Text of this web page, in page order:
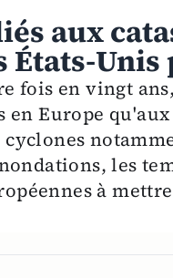
aux
États-Unis
fois en vingt
en Europe
cyclones
les
à